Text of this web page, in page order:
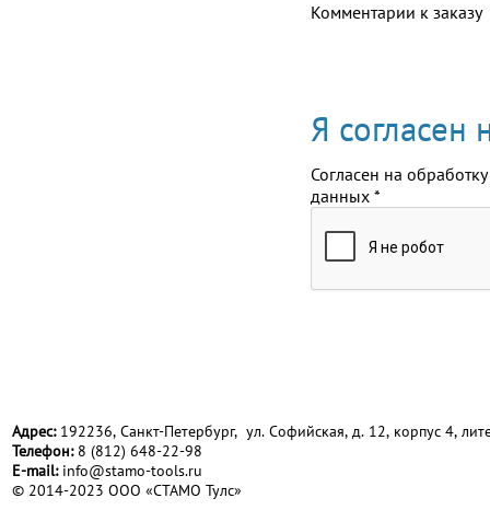
Комментарии к заказу
Я согласен
Согласен на обработку
данных *
Адрес:192236, Санкт-Петербург, ул. Софийская, д. 12, корпус 4,
Телефон:8 (812) 648-22-98
Е-mail: info@stamo-tools.ru
© 2014-2023 ООО «СТАМО Тулс»